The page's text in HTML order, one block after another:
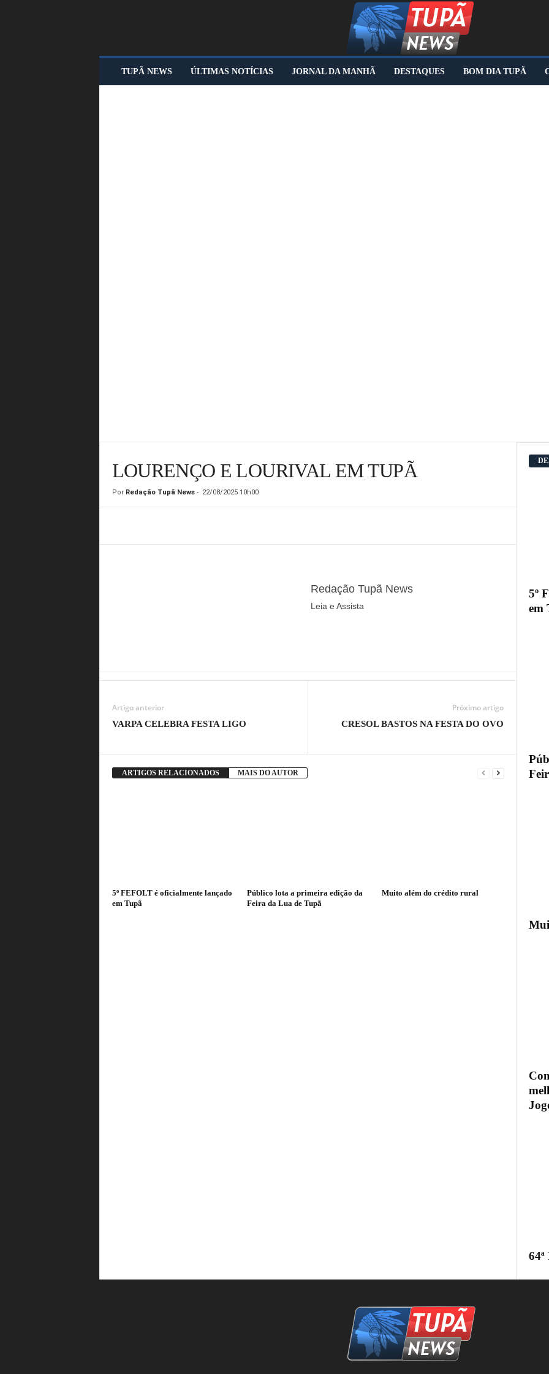
P
TUPÃ NEWS ÚLTIMAS NOTÍCIAS JORNAL DA MANHÃ DESTAQUES BOM DIA TUPÃ
LOURENÇO E LOURIVAL EM TUPÃ
Por Redação Tupã News- 22/08/2025 10h00
Redação Tupã News
Leia e Assista
Artigo anterior
VARPA CELEBRA FESTA LIGO
Próximo artigo
CRESOL BASTOS NA FESTA DO OVO
ARTIGOS RELACIONADOS MAIS DO AUTOR
5º FEFOLT é oficialmente lançado
em Tupã
Público lota a primeira edição da
Feira da Lua de Tupã
Muito além do crédito rural
5º
em